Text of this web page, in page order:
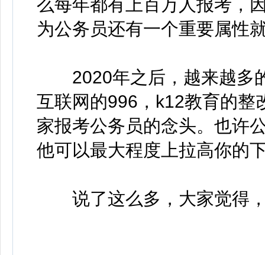
么每年都有上百万人报考，
为公务员还有一个重要属性
2020年之后，越来越多
互联网的996，k12教育的整
家报考公务员的念头。也许
他可以最大程度上拉高你的
说了这么多，大家觉得，